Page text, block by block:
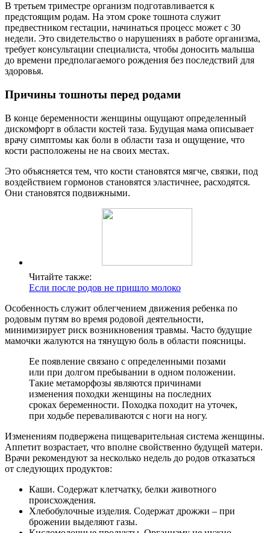
В третьем триместре организм подготавливается к
предстоящим родам. На этом сроке тошнота служит
предвестником гестации, начинаться процесс может с 30
недели. Это свидетельство о нарушениях в работе организма,
требует консультации специалиста, чтобы доносить малыша
до времени предполагаемого рождения без последствий для
здоровья.
Причины тошноты перед родами
В конце беременности женщины ощущают определенный
дискомфорт в области костей таза. Будущая мама описывает
врачу симптомы как боли в области таза и ощущение, что
кости расположены не на своих местах.
Это объясняется тем, что кости становятся мягче, связки, под
воздействием гормонов становятся эластичнее, расходятся.
Они становятся подвижными.
Читайте также:
Если после родов не пришло молоко
Особенность служит облегчением движения ребенка по
родовым путям во время родовой деятельности,
минимизирует риск возникновения травмы. Часто будущие
мамочки жалуются на тянущую боль в области поясницы.
Ее появление связано с определенными позами
или при долгом пребывании в одном положении.
Такие метаморфозы являются причинами
изменения походки женщины на последних
сроках беременности. Походка походит на уточек,
при ходьбе переваливаются с ноги на ногу.
Изменениям подвержена пищеварительная система женщины.
Аппетит возрастает, что вполне свойственно будущей матери.
Врачи рекомендуют за несколько недель до родов отказаться
от следующих продуктов:
Каши. Содержат клетчатку, белки животного
происхождения.
Хлебобулочные изделия. Содержат дрожжи – при
брожении выделяют газы.